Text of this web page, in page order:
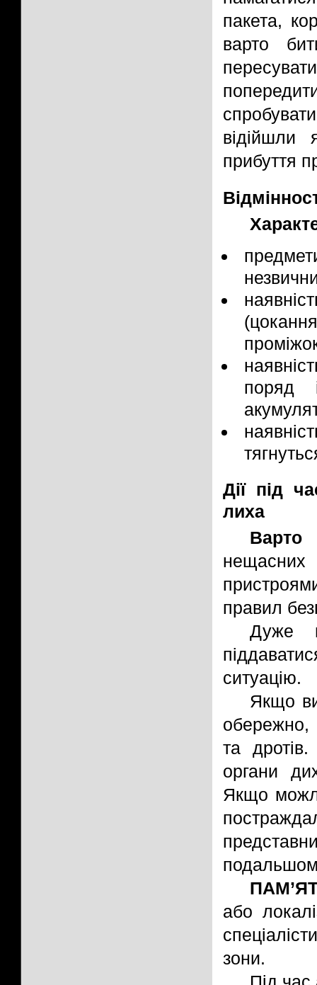
пакета,
варто
відійшли
прибуття
поряд
Дії під
лиха
Варто
нещасних
правил
Дуже
ситуацію.
Якщо
обережно,
та
органи
Якщо
або
зони.